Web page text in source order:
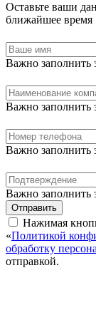
Оставьте ваши
ближайшее время
Важно заполнить
Важно заполнить
Важно заполнить
Важно заполнить
Отправить
Нажимая
«Политикой
обработку
отправкой.